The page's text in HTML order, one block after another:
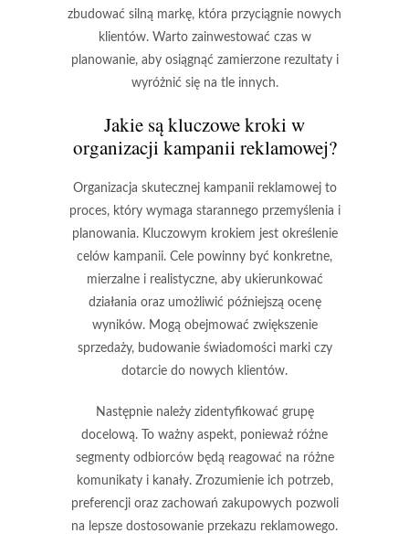
zbudować silną markę, która przyciągnie nowych
klientów. Warto zainwestować czas w
planowanie, aby osiągnąć zamierzone rezultaty i
wyróżnić się na tle innych.
Jakie są kluczowe kroki w
organizacji kampanii reklamowej?
Organizacja skutecznej kampanii reklamowej to
proces, który wymaga starannego przemyślenia i
planowania. Kluczowym krokiem jest określenie
celów kampanii. Cele powinny być konkretne,
mierzalne i realistyczne, aby ukierunkować
działania oraz umożliwić późniejszą ocenę
wyników. Mogą obejmować zwiększenie
sprzedaży, budowanie świadomości marki czy
dotarcie do nowych klientów.
Następnie należy zidentyfikować grupę
docelową. To ważny aspekt, ponieważ różne
segmenty odbiorców będą reagować na różne
komunikaty i kanały. Zrozumienie ich potrzeb,
preferencji oraz zachowań zakupowych pozwoli
na lepsze dostosowanie przekazu reklamowego.